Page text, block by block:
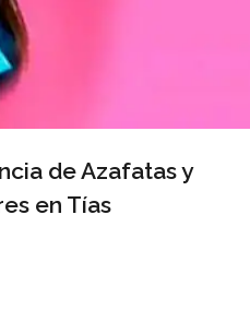
de Azafatas y
en Tías